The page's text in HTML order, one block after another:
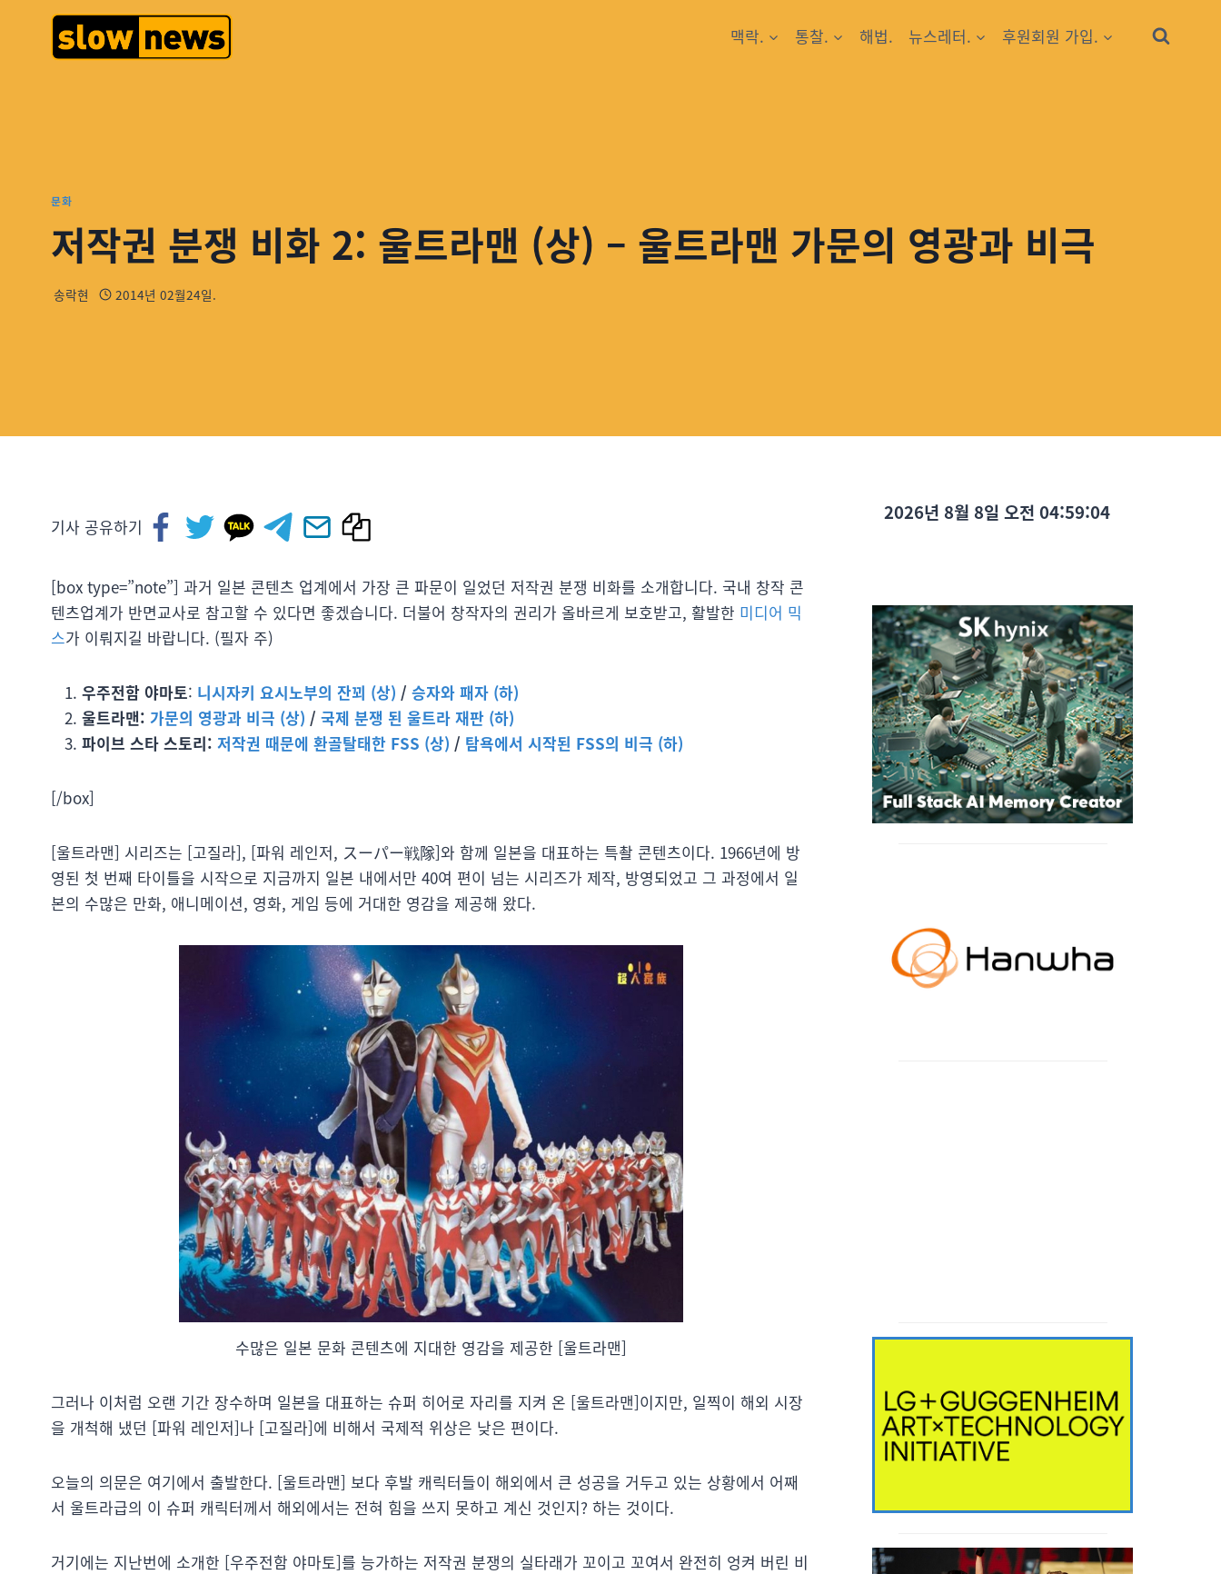
맥락. 통찰. 해법. 뉴스레터. 후원회원 가입.
문화
저작권 분쟁 비화 2: 울트라맨 (상) – 울트라맨 가문의 영광과 비극
송락현 2014년 02월24일.
기사 공유하기
[box type=”note”] 과거 일본 콘텐츠 업계에서 가장 큰 파문이 일었던 저작권 분쟁 비화를 소개합니다. 국내 창작 콘
텐츠업계가 반면교사로 참고할 수 있다면 좋겠습니다. 더불어 창작자의 권리가 올바르게 보호받고, 활발한 미디어 믹
스가 이뤄지길 바랍니다. (필자 주)
우주전함 야마토: 니시자키 요시노부의 잔꾀 (상) / 승자와 패자 (하)
울트라맨: 가문의 영광과 비극 (상) / 국제 분쟁 된 울트라 재판 (하)
파이브 스타 스토리: 저작권 때문에 환골탈태한 FSS (상) / 탐욕에서 시작된 FSS의 비극 (하)
[/box]
[울트라맨] 시리즈는 [고질라], [파워 레인저, スーパー戦隊]와 함께 일본을 대표하는 특촬 콘텐츠이다. 1966년에 방
영된 첫 번째 타이틀을 시작으로 지금까지 일본 내에서만 40여 편이 넘는 시리즈가 제작, 방영되었고 그 과정에서 일
본의 수많은 만화, 애니메이션, 영화, 게임 등에 거대한 영감을 제공해 왔다.
수많은 일본 문화 콘텐츠에 지대한 영감을 제공한 [울트라맨]
그러나 이처럼 오랜 기간 장수하며 일본을 대표하는 슈퍼 히어로 자리를 지켜 온 [울트라맨]이지만, 일찍이 해외 시장
을 개척해 냈던 [파워 레인저]나 [고질라]에 비해서 국제적 위상은 낮은 편이다.
오늘의 의문은 여기에서 출발한다. [울트라맨] 보다 후발 캐릭터들이 해외에서 큰 성공을 거두고 있는 상황에서 어째
서 울트라급의 이 슈퍼 캐릭터께서 해외에서는 전혀 힘을 쓰지 못하고 계신 것인지? 하는 것이다.
거기에는 지난번에 소개한 [우주전함 야마토]를 능가하는 저작권 분쟁의 실타래가 꼬이고 꼬여서 완전히 엉켜 버린 비
2026년 8월 8일 오전 04:59:05